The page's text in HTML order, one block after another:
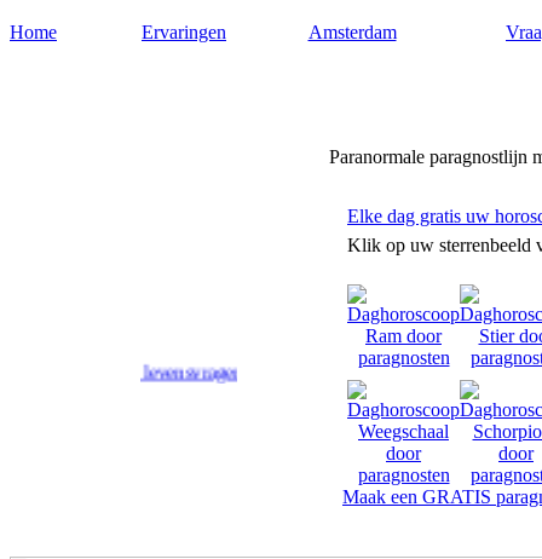
Home Ervaringen Amsterdam
Paranormale paragnostlijn
uw levensvragen. Toekomstvoorspellingen door paragnosten in
Elke dag gratis uw
Klik op uw sterrenbeeld
Maak een GRATIS